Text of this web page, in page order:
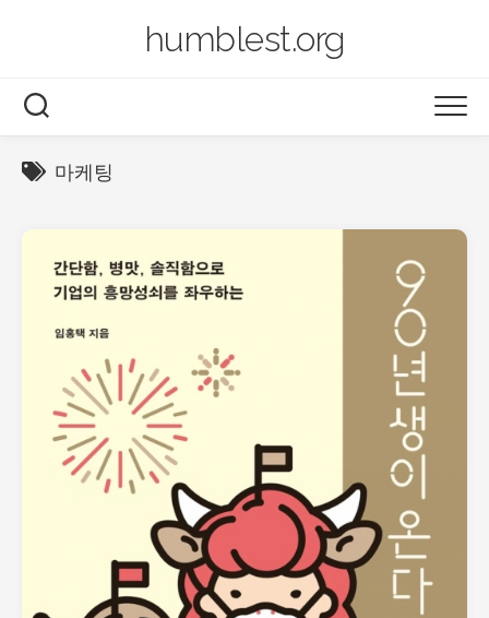
humblest.org
BLOG
LEGO
PHOTO
2014~now
2003~2013
VIDEO
AIRSERVER
ARCHIVES
마케팅